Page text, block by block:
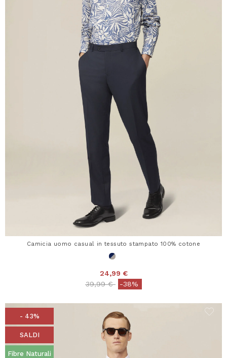
Camicia uomo casual in tessuto stampato 100% cotone
24,99 €
Price reduced from
39,99 €to-38%
- 43%
SALDI
Fibre Naturali